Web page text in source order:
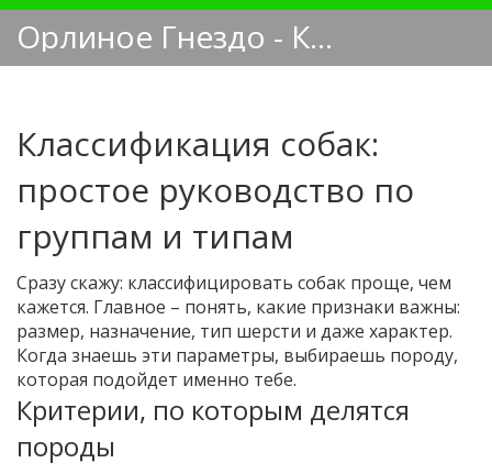
Орлиное Гнездо - Кинологический блог
Классификация собак:
простое руководство по
группам и типам
Сразу скажу: классифицировать собак проще, чем
кажется. Главное – понять, какие признаки важны:
размер, назначение, тип шерсти и даже характер.
Когда знаешь эти параметры, выбираешь породу,
которая подойдет именно тебе.
Критерии, по которым делятся
породы